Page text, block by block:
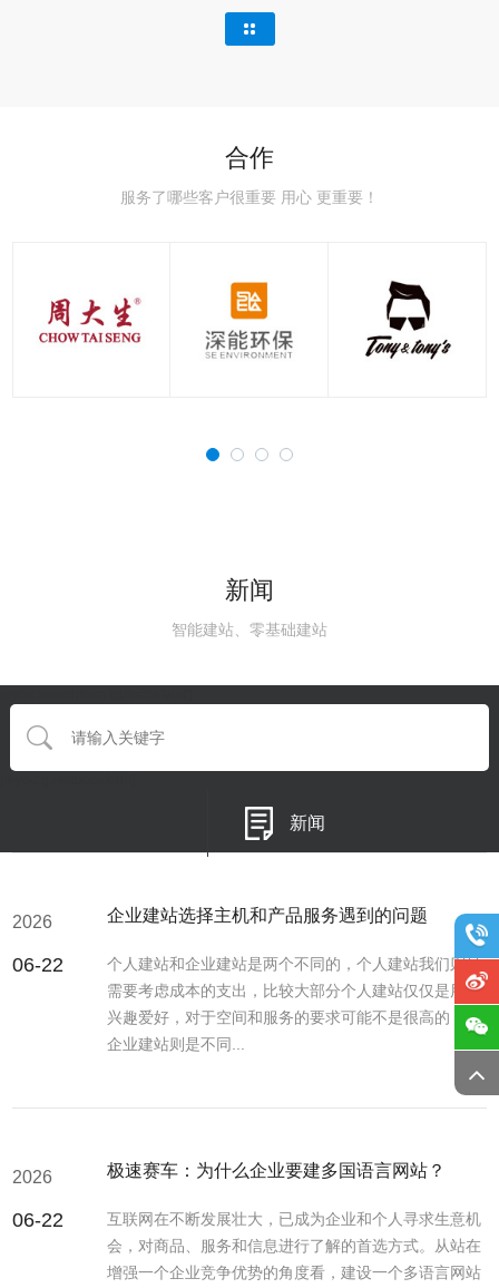
合作
服务了哪些客户很重要 用心 更重要！
新闻
智能建站、零基础建站
新闻
2026
06-22
企业建站选择主机和产品服务遇到的问题
个人建站和企业建站是两个不同的，个人建站我们则是
需要考虑成本的支出，比较大部分个人建站仅仅是用于
兴趣爱好，对于空间和服务的要求可能不是很高的，而
企业建站则是不同...
2026
06-22
极速赛车：为什么企业要建多国语言网站？
互联网在不断发展壮大，已成为企业和个人寻求生意机
会，对商品、服务和信息进行了解的首选方式。从站在
增强一个企业竞争优势的角度看，建设一个多语言网站